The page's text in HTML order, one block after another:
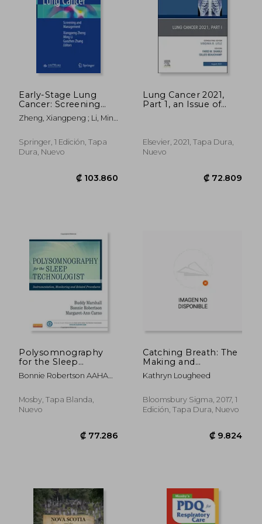
Early-Stage Lung
Cancer: Screening
and Management (en
Inglés)
Zheng, Xiangpeng ; Li, Ming
Springer, 1 Edición, Tapa
Dura, Nuevo
₡ 103.860
Lung Cancer 2021,
Part 1, an Issue of
Volume 31-3) (en
Inglés)
Elsevier, 2021, Tapa Dura,
Nuevo
Polysomnography
for the Sleep
Technologist:
Instrumentation,
Related Procedures,
1e
Bonnie Robertson AAHA
Mosby, Tapa Blanda,
Nuevo
Catching Breath: The
Making and
Unmaking of
Tuberculosis
(en Inglés)
Kathryn Lougheed
Bloomsbury Sigma, 2017, 1
Edición, Tapa Dura, Nuevo